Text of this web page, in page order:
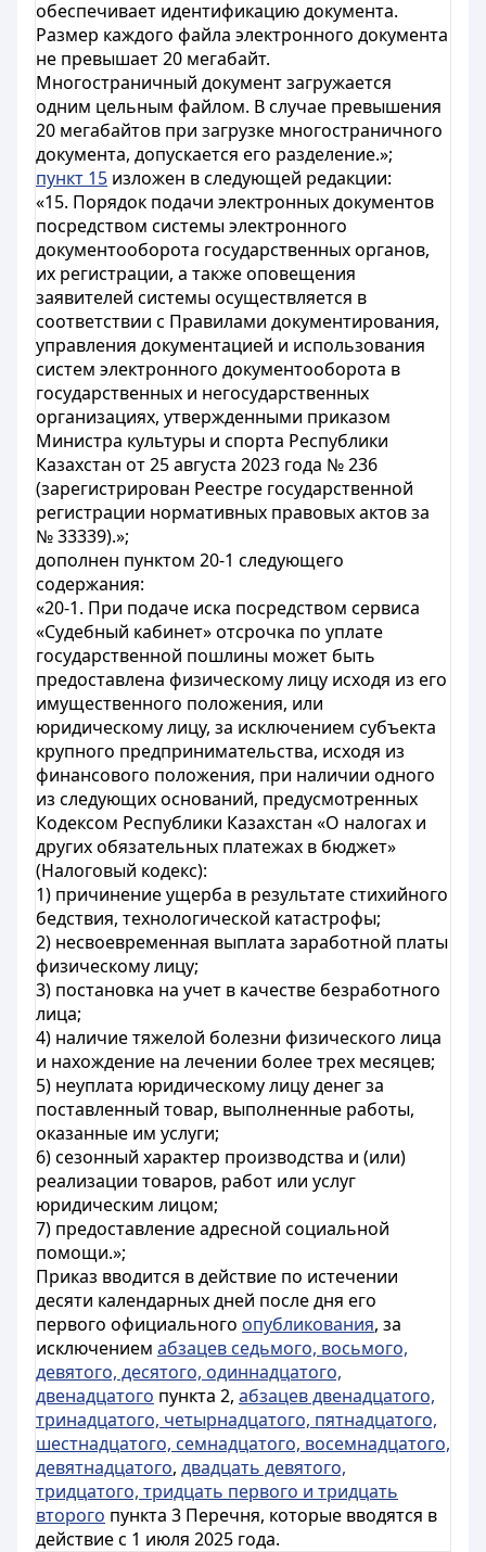
обеспечивает идентификацию документа.
Размер каждого файла электронного документа
не превышает 20 мегабайт.
Многостраничный документ загружается
одним цельным файлом. В случае превышения
20 мегабайтов при загрузке многостраничного
документа, допускается его разделение.»;
пункт 15 изложен в следующей редакции:
«15. Порядок подачи электронных документов
посредством системы электронного
документооборота государственных органов,
их регистрации, а также оповещения
заявителей системы осуществляется в
соответствии с Правилами документирования,
управления документацией и использования
систем электронного документооборота в
государственных и негосударственных
организациях, утвержденными приказом
Министра культуры и спорта Республики
Казахстан от 25 августа 2023 года № 236
(зарегистрирован Реестре государственной
регистрации нормативных правовых актов за
№ 33339).»;
дополнен пунктом 20-1 следующего
содержания:
«20-1. При подаче иска посредством сервиса
«Судебный кабинет» отсрочка по уплате
государственной пошлины может быть
предоставлена физическому лицу исходя из его
имущественного положения, или
юридическому лицу, за исключением субъекта
крупного предпринимательства, исходя из
финансового положения, при наличии одного
из следующих оснований, предусмотренных
Кодексом Республики Казахстан «О налогах и
других обязательных платежах в бюджет»
(Налоговый кодекс):
1) причинение ущерба в результате стихийного
бедствия, технологической катастрофы;
2) несвоевременная выплата заработной платы
физическому лицу;
3) постановка на учет в качестве безработного
лица;
4) наличие тяжелой болезни физического лица
и нахождение на лечении более трех месяцев;
5) неуплата юридическому лицу денег за
поставленный товар, выполненные работы,
оказанные им услуги;
6) сезонный характер производства и (или)
реализации товаров, работ или услуг
юридическим лицом;
7) предоставление адресной социальной
помощи.»;
Приказ вводится в действие по истечении
десяти календарных дней после дня его
первого официального опубликования, за
исключением абзацев седьмого, восьмого,
девятого, десятого, одиннадцатого,
двенадцатого пункта 2, абзацев двенадцатого,
тринадцатого, четырнадцатого, пятнадцатого,
шестнадцатого, семнадцатого, восемнадцатого,
девятнадцатого, двадцать девятого,
тридцатого, тридцать первого и тридцать
второго пункта 3 Перечня, которые вводятся в
действие с 1 июля 2025 года.